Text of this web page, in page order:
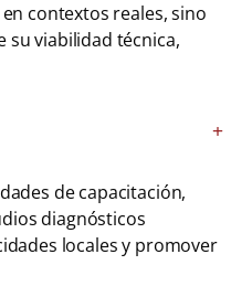
contextos reales, sino
su viabilidad técnica,
+
de capacitación,
diagnósticos
locales y promover